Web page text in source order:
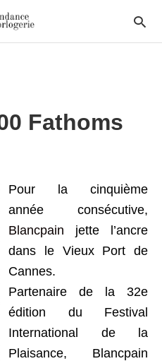
Fathoms
Pour la cinquième
année consécutive,
Blancpain jette l’ancre
dans le Vieux Port de
Cannes.
Partenaire de la 32e
édition du Festival
International de la
Plaisance, Blancpain